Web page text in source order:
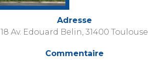
Adresse
18 Av. Edouard Belin, 31400 Toulouse
Commentaire